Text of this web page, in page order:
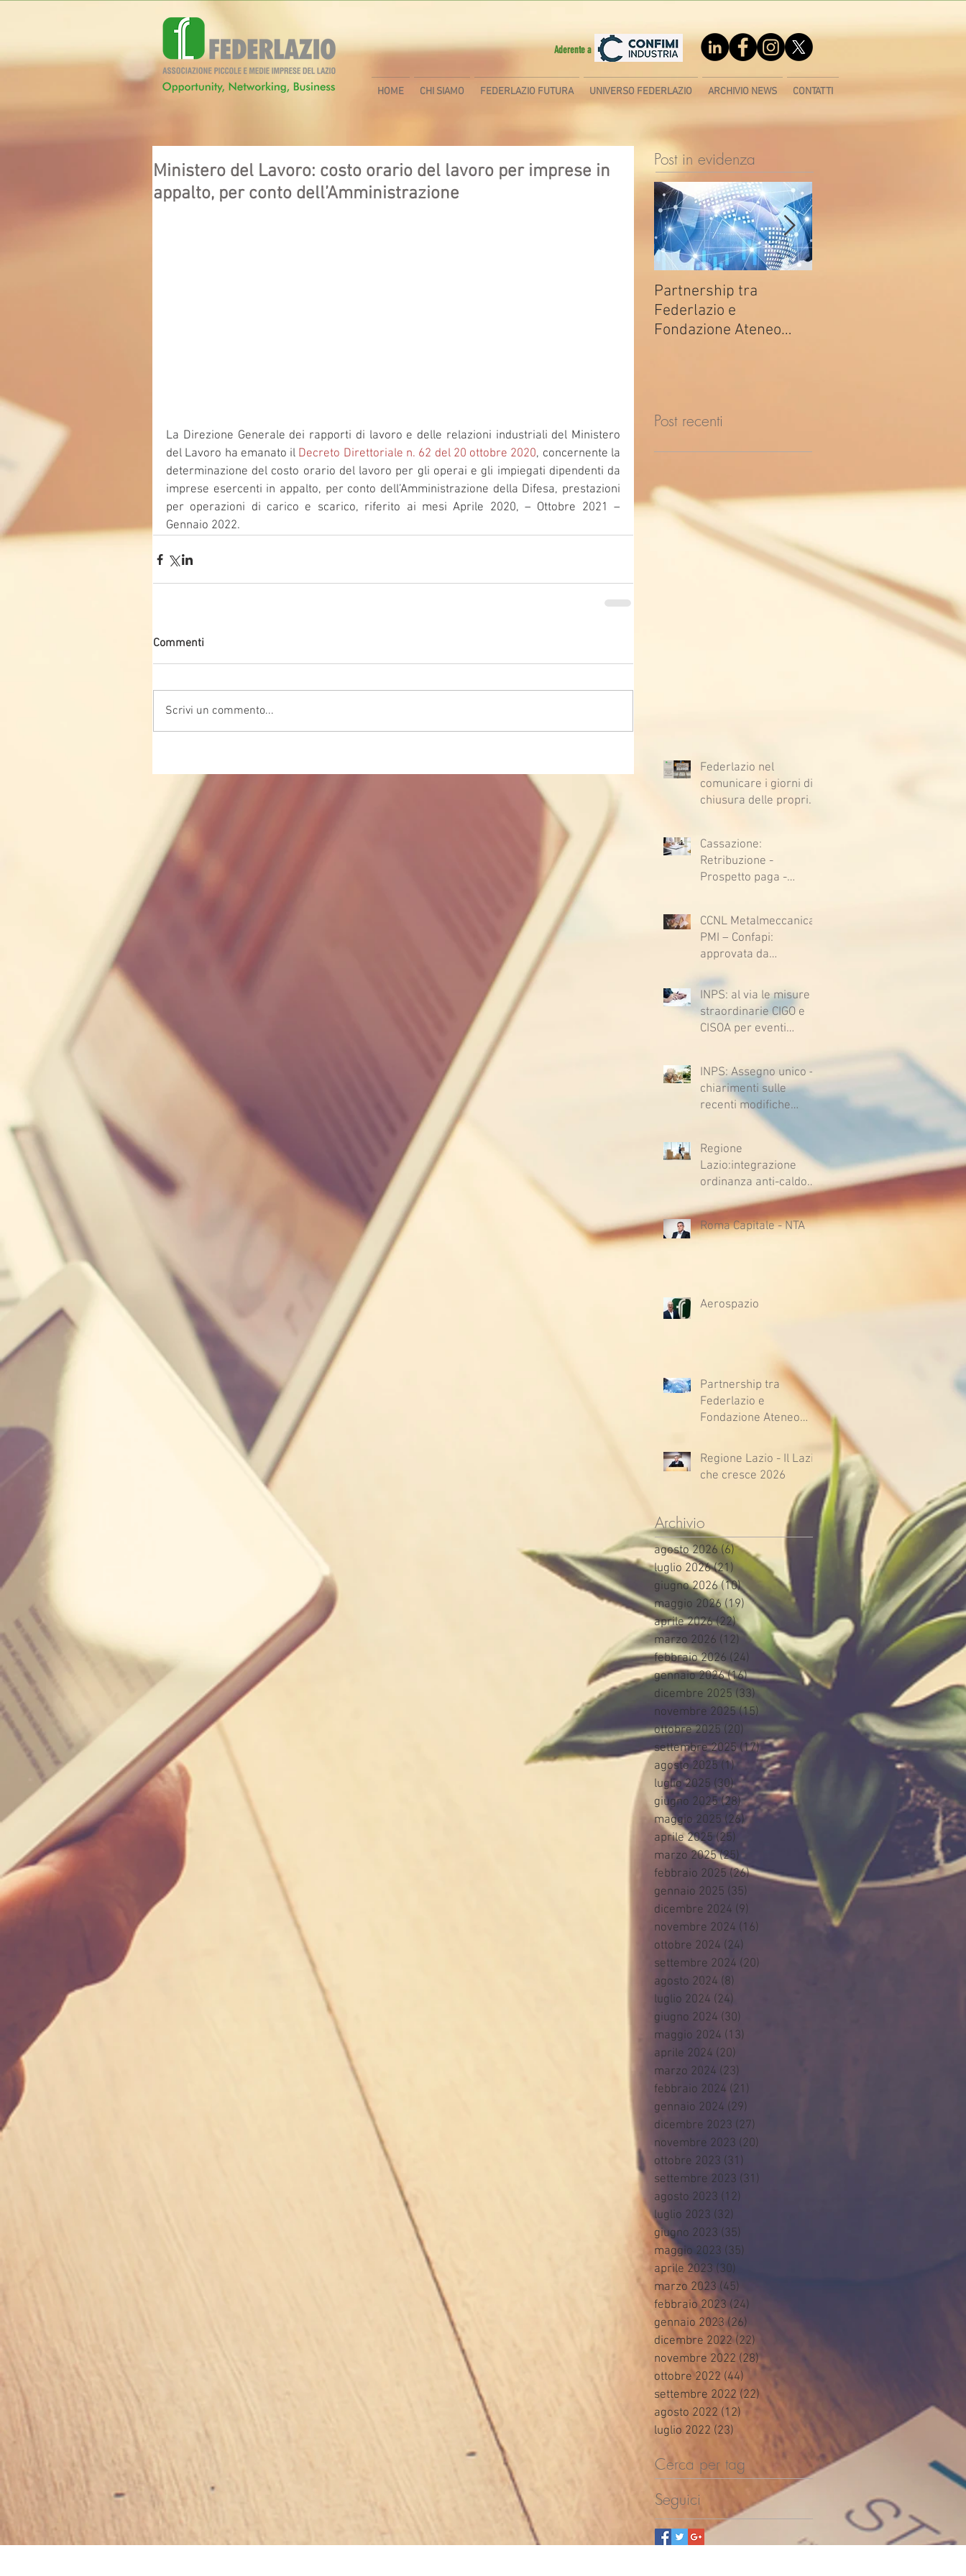
Aderente a
HOME CHI SIAMO FEDERLAZIO FUTURA UNIVERSO FEDERLAZIO ARCHIVIO NEWS CONTATTI
Ministero del Lavoro: costo orario del lavoro per imprese in
appalto, per conto dell’Amministrazione
La Direzione Generale dei rapporti di lavoro e delle relazioni industriali del Ministero
del Lavoro ha emanato il Decreto Direttoriale n. 62 del 20 ottobre 2020, concernente la
determinazione del costo orario del lavoro per gli operai e gli impiegati dipendenti da
imprese esercenti in appalto, per conto dell’Amministrazione della Difesa, prestazioni
per operazioni di carico e scarico, riferito ai mesi Aprile 2020, – Ottobre 2021 –
Gennaio 2022.
Commenti
Scrivi un commento...
Post in evidenza
Partnership tra
Federlazio e
Fondazione Ateneo
Post recenti
Federlazio nel
comunicare i giorni di
chiusura delle proprie
Cassazione:
Retribuzione -
Prospetto paga -
sfavore del datore di
lavoro - Prova legale -
Sussiste. (Cc, articoli
1362, 2697, 2730,
2732, 2734 e 2735)
CCNL Metalmeccanica
PMI – Confapi:
approvata da
l’ipotesi di accordo per
il rinnovo del CCNL
INPS: al via le misure
straordinarie CIGO e
CISOA per eventi
INPS: Assegno unico –
chiarimenti sulle
recenti modifiche
Regione
Lazio:integrazione
ordinanza anti-caldo
per l'estate 2026
Roma Capitale - NTA
Aerospazio
Partnership tra
Federlazio e
Fondazione Ateneo
Regione Lazio - Il Lazio
che cresce 2026
Archivio
agosto 2026 (6)6 post
luglio 2026 (21) 21 post
giugno 2026 (10)10 post
maggio 2026 (19) 19 post
aprile 2026 (22)22 post
marzo 2026 (12) 12 post
febbraio 2026 (24) 24 post
gennaio 2026 (16)16 post
dicembre 2025 (33)33 post
novembre 2025 (15)15 post
ottobre 2025 (20) 20 post
settembre 2025 (17) 17 post
agosto 2025 (1)1 post
luglio 2025 (30)30 post
giugno 2025 (28)28 post
maggio 2025 (26)26 post
aprile 2025 (25)
marzo 2025 (25) 25 post
febbraio 2025 (26)26 post
gennaio 2025 (35)
dicembre 2024 (9)
novembre 2024 (16)
ottobre 2024 (24)
settembre 2024 (20)
agosto 2024 (8)
luglio 2024 (24)
giugno 2024 (30)
maggio 2024 (13)
aprile 2024 (20)
marzo 2024 (23)
febbraio 2024 (21)
gennaio 2024 (29)
dicembre 2023 (27)
novembre 2023 (20)
ottobre 2023 (31)
settembre 2023 (31)
agosto 2023 (12)
luglio 2023 (32)
giugno 2023 (35)
maggio 2023 (35)
aprile 2023 (30)
marzo 2023 (45)
febbraio 2023 (24)
gennaio 2023 (26)
dicembre 2022 (22)
novembre 2022 (28)28 post
ottobre 2022 (44) 44 post
settembre 2022 (22) 22 post
agosto 2022 (12) 12 post
luglio 2022 (23)
Cerca per tag
Seguici